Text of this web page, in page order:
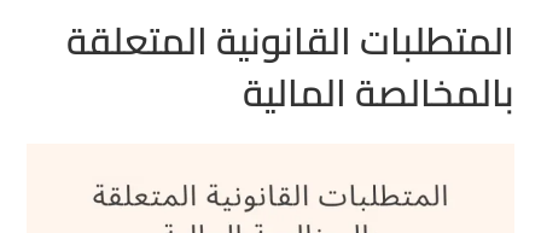
المتطلبات القانونية المتعلقة
بالمخالصة المالية